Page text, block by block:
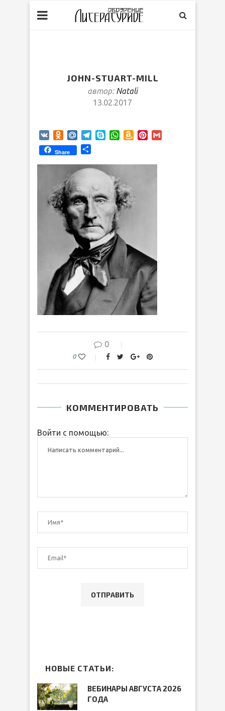
JOHN-STUART-MILL
автор: Natali
13.02.2017
VK Odnoklassniki
Mail.RuTelegram
SkypeWhatsApp
AmazonPinterest
Share
0
0
КОММЕНТИРОВАТЬ
Войти с помощью:
НОВЫЕ СТАТЬИ:
ВЕБИНАРЫ АВГУСТА 2026
ГОДА